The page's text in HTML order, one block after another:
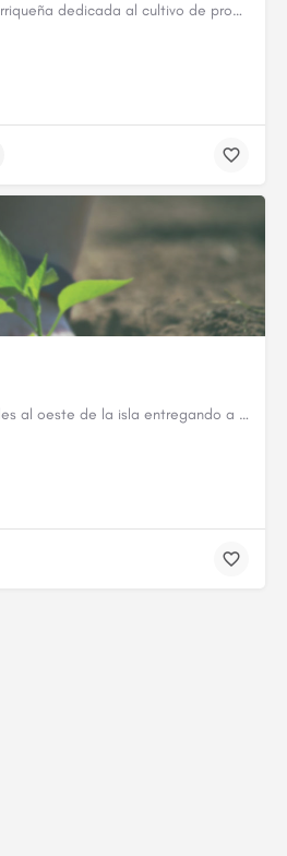
Empresa agrícola puertorriqueña dedicada al cultivo de productos 100% locales, nuestro servicio y la calidad…
Finca de frutas y vegetales al oeste de la isla entregando a San Germán, Hormigueros y Sábana…